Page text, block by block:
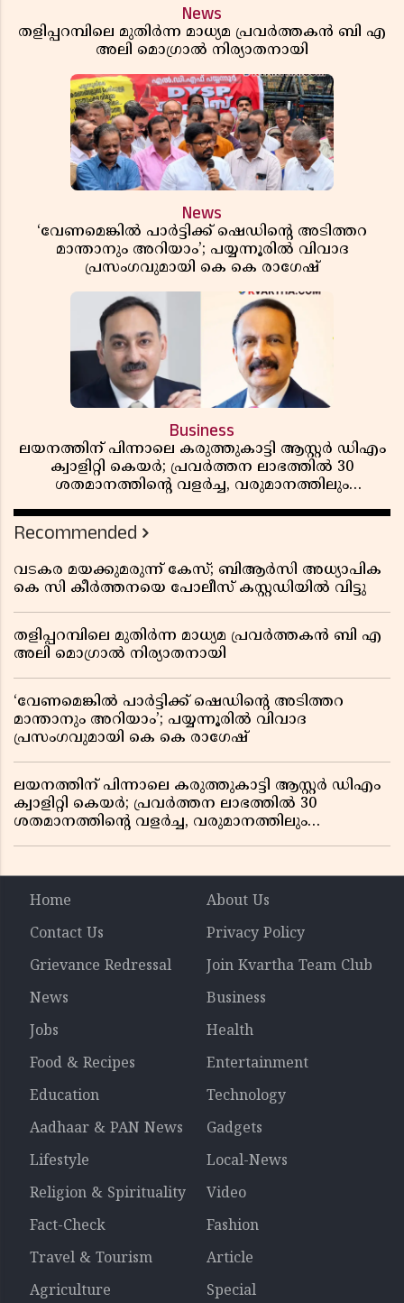
News
തളിപ്പറമ്പിലെ മുതിർന്ന മാധ്യമ പ്രവർത്തകൻ ബി എ
അലി മൊഗ്രാൽ നിര്യാതനായി
News
‘വേണമെങ്കിൽ പാർട്ടിക്ക് ഷെഡിൻ്റെ അടിത്തറ
മാന്താനും അറിയാം’; പയ്യന്നൂരിൽ വിവാദ
പ്രസംഗവുമായി കെ കെ രാഗേഷ്
Business
ലയനത്തിന് പിന്നാലെ കരുത്തുകാട്ടി ആസ്റ്റർ ഡിഎം
ക്വാളിറ്റി കെയർ; പ്രവർത്തന ലാഭത്തിൽ 30
ശതമാനത്തിൻ്റെ വളർച്ച, വരുമാനത്തിലും
റിപ്പോർട്ട് പുറത്ത്
Recommended
വടകര മയക്കുമരുന്ന് കേസ്; ബിആർസി അധ്യാപിക
കെ സി കീർത്തനയെ പോലീസ് കസ്റ്റഡിയിൽ വിട്ടു
തളിപ്പറമ്പിലെ മുതിർന്ന മാധ്യമ പ്രവർത്തകൻ ബി എ
അലി മൊഗ്രാൽ നിര്യാതനായി
‘വേണമെങ്കിൽ പാർട്ടിക്ക് ഷെഡിൻ്റെ അടിത്തറ
മാന്താനും അറിയാം’; പയ്യന്നൂരിൽ വിവാദ
പ്രസംഗവുമായി കെ കെ രാഗേഷ്
ലയനത്തിന് പിന്നാലെ കരുത്തുകാട്ടി ആസ്റ്റർ ഡിഎം
ക്വാളിറ്റി കെയർ; പ്രവർത്തന ലാഭത്തിൽ 30
ശതമാനത്തിൻ്റെ വളർച്ച, വരുമാനത്തിലും
Home
About Us
Contact Us
Privacy Policy
Grievance Redressal
Join Kvartha Team Club
News
Business
Jobs
Health
Food & Recipes
Entertainment
Education
Technology
Aadhaar & PAN News
Gadgets
Lifestyle
Local-News
Religion & Spirituality
Video
Fact-Check
Fashion
Travel & Tourism
Article
Agriculture
Special